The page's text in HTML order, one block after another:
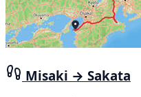
Misaki → Sakata